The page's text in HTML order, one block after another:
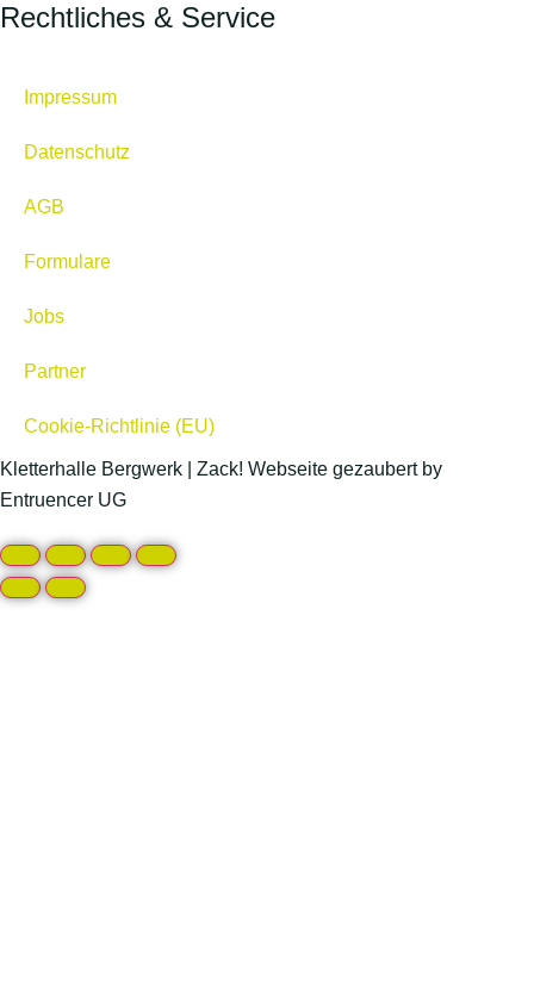
Rechtliches & Service
Impressum
Datenschutz
AGB
Formulare
Jobs
Partner
Cookie-Richtlinie (EU)
Kletterhalle Bergwerk | Zack! Webseite gezaubert by
Entruencer UG